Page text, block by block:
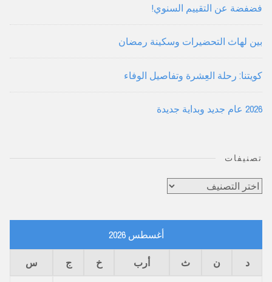
فضفضة عن التقييم السنوي!
بين لهاث التحضيرات وسكينة رمضان
كويتنا: رحلة العِشرة وتفاصيل الوفاء
2026 عام جديد وبداية جديدة
تصنيفات
تصنيفات
أغسطس 2026
د ن ث أرب خ ج
س